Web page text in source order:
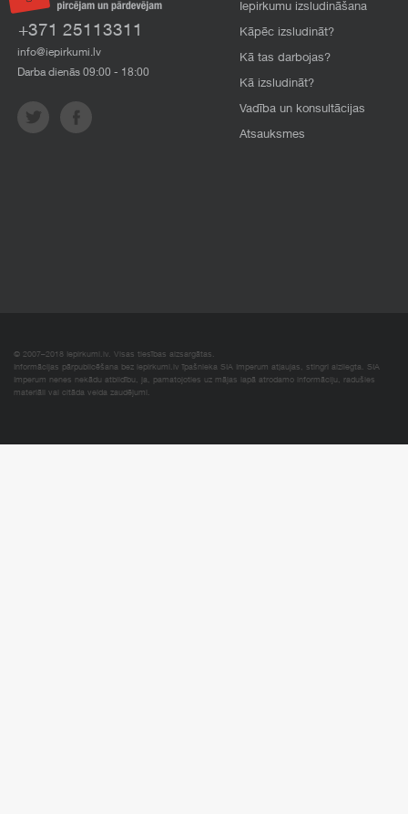
+371 25113311
info@iepirkumi.lv
Darba dienās 09:00 - 18:00
Iepirkumu izsludināšana
Kāpēc izsludināt?
Kā tas darbojas?
Kā izsludināt?
Vadība un konsultācijas
Atsauksmes
© 2007–2018 Iepirkumi.lv. Visas tiesības aizsargātas.
Informācijas pārpublicēšana bez iepirkumi.lv īpašnieka SIA Imperum atļaujas, stingri aizliegta. SIA
Imperum nenes nekādu atbildību, ja, pamatojoties uz mājas lapā atrodamo informāciju, radušies
materiāli vai citāda veida zaudējumi.